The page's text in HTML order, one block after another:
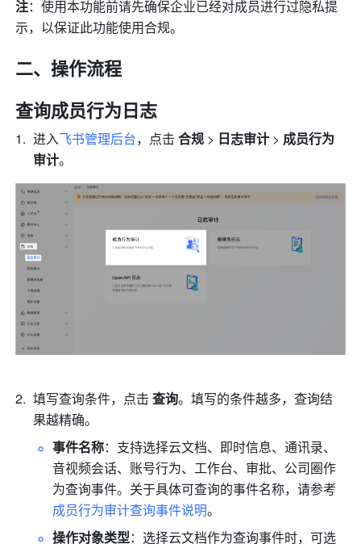
注：使用本功能前请先确保企业已经对成员进行过隐私提
示，以保证此功能使用合规。
二、操作流程
查询成员行为日志
进入飞书管理后台，点击 合规 > 日志审计 > 成员行为
审计。
填写查询条件，点击 查询。填写的条件越多，查询结
果越精确。
事件名称：支持选择云文档、即时信息、通讯录、
音视频会话、账号行为、工作台、审批、公司圈作
为查询事件。关于具体可查询的事件名称，请参考
成员行为审计查询事件说明。
操作对象类型：选择云文档作为查询事件时，可选